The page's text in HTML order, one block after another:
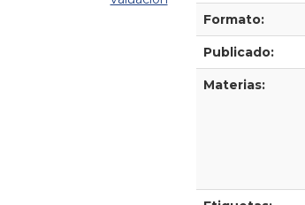
Formato:
Publicado:
Materias: